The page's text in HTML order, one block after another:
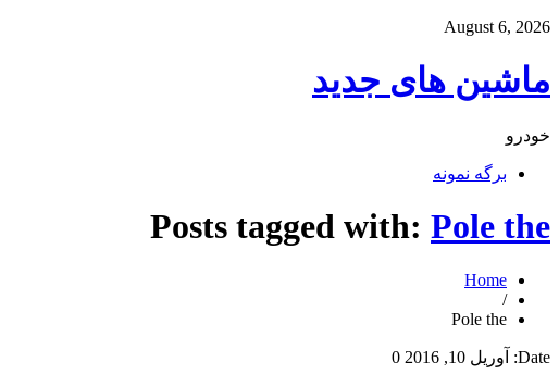
August 6, 2026
ماشین های جدید
خودرو
برگه نمونه
Posts tagged with: Pole the
Home
/
Pole the
Date: آوریل 10, 2016 0